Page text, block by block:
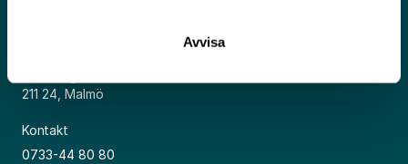
Avvisa
211 24, Malmö
Kontakt
0733-44 80 80